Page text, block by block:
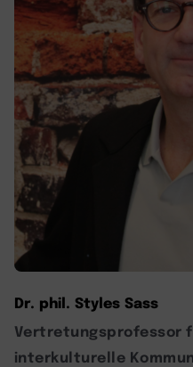
Dr. phil. Styles Sass
Vertretungsprofessor
interkulturelle